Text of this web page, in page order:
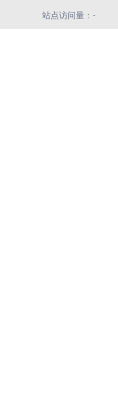
站点访问量： -